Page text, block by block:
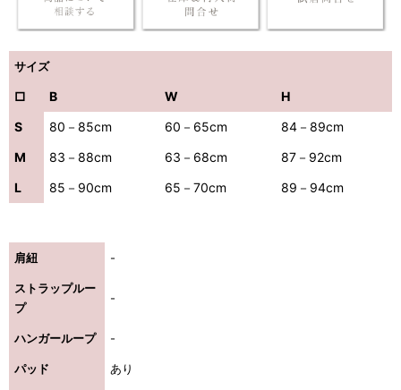
サイズ
□ B W
H
S
80－85cm 60－65cm
84－89cm
M
83－88cm 63－68cm
87－92cm
L
85－90cm 65－70cm 89－94cm
肩紐 -
ストラップルー
プ
-
ハンガーループ -
パッド あり